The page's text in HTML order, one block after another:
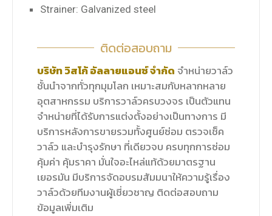
Strainer: Galvanized steel
ติดต่อสอบถาม
บริษัท วิสโก้ อัลลายแอนซ์ จำกัด จำหน่ายวาล์ว
ชั้นนำจากทั่วทุกมุมโลก เหมาะสมกับหลากหลาย
อุตสาหกรรม บริการวาล์วครบวงจร เป็นตัวแทน
จำหน่ายที่ได้รับการแต่งตั้งอย่างเป็นทางการ มี
บริการหลังการขายรวมทั้งศูนย์ซ่อม ตรวจเช็ค
วาล์ว และบำรุงรักษา ที่เดียวจบ ครบทุกการซ่อม
คุ้มค่า คุ้มราคา มั่นใจอะไหล่แท้ด้วยมาตรฐาน
เยอรมัน มีบริการจัดอบรมสัมมนาให้ความรู้เรื่อง
วาล์วด้วยทีมงานผู้เชี่ยวชาญ ติดต่อสอบถาม
ข้อมูลเพิ่มเติม